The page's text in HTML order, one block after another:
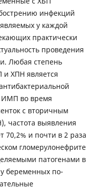
инфекций
у каждой
практически
проведения
Любая степень
и ХПН является
ИМП во время
с вторичным
частота выявления
70,2% и почти в 2 раза
гломерулонефрите
патогенами в
беременных по-